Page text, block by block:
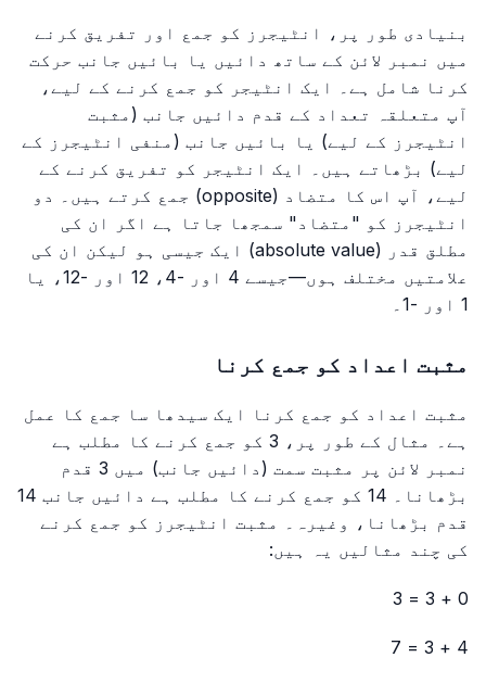
بنیادی طور پر، انٹیجرز کو جمع اور تفریق کرنے
میں نمبر لائن کے ساتھ دائیں یا بائیں جانب حرکت
کرنا شامل ہے۔ ایک انٹیجر کو جمع کرنے کے لیے،
آپ متعلقہ تعداد کے قدم دائیں جانب (مثبت
انٹیجرز کے لیے) یا بائیں جانب (منفی انٹیجرز کے
لیے) بڑھاتے ہیں۔ ایک انٹیجر کو تفریق کرنے کے
لیے، آپ اس کا متضاد (opposite) جمع کرتے ہیں۔ دو
انٹیجرز کو "متضاد" سمجھا جاتا ہے اگر ان کی
مطلق قدر (absolute value) ایک جیسی ہو لیکن ان کی
علامتیں مختلف ہوں—جیسے 4 اور -4، 12 اور -12، یا
1 اور -1۔
مثبت اعداد کو جمع کرنا
مثبت اعداد کو جمع کرنا ایک سیدھا سا جمع کا عمل
ہے۔ مثال کے طور پر، 3 کو جمع کرنے کا مطلب ہے
نمبر لائن پر مثبت سمت (دائیں جانب) میں 3 قدم
بڑھانا۔ 14 کو جمع کرنے کا مطلب ہے دائیں جانب 14
قدم بڑھانا، وغیرہ۔ مثبت انٹیجرز کو جمع کرنے
کی چند مثالیں یہ ہیں:
0 + 3 = 3
4 + 3 = 7